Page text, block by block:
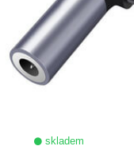
skladem